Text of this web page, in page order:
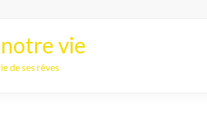
vie
de ses rêves